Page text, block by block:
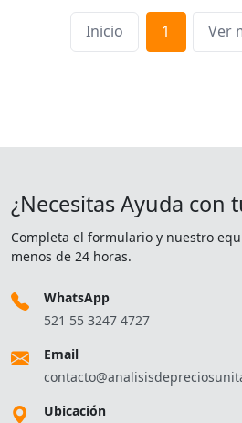
Inicio 1 Ver
¿Necesitas Ayuda con
Completa el formulario y nuestro
menos de 24 horas.
WhatsApp
521 55 3247 4727
Email
Ubicación